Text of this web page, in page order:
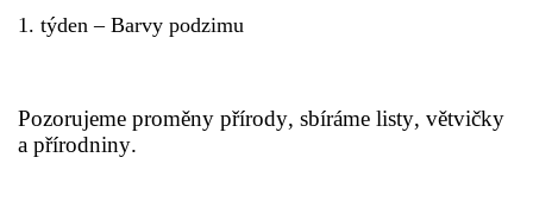
SVATÁ BARBORA 4.12.
MASOPUST
1. týden – Barvy podzimu
Pozorujeme proměny přírody, sbíráme listy, větvičky
a přírodniny.